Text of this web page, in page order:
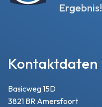
Ergebnis!
Kontaktdaten
Basicweg 15D
3821 BR Amersfoort